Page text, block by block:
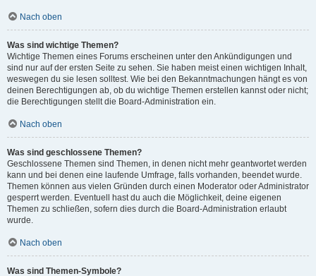
Nach oben
Was sind wichtige Themen?
Wichtige Themen eines Forums erscheinen unter den Ankündigungen und
sind nur auf der ersten Seite zu sehen. Sie haben meist einen wichtigen Inhalt,
weswegen du sie lesen solltest. Wie bei den Bekanntmachungen hängt es von
deinen Berechtigungen ab, ob du wichtige Themen erstellen kannst oder nicht;
die Berechtigungen stellt die Board-Administration ein.
Nach oben
Was sind geschlossene Themen?
Geschlossene Themen sind Themen, in denen nicht mehr geantwortet werden
kann und bei denen eine laufende Umfrage, falls vorhanden, beendet wurde.
Themen können aus vielen Gründen durch einen Moderator oder Administrator
gesperrt werden. Eventuell hast du auch die Möglichkeit, deine eigenen
Themen zu schließen, sofern dies durch die Board-Administration erlaubt
wurde.
Nach oben
Was sind Themen-Symbole?